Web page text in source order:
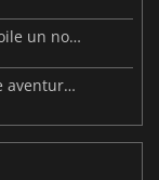
Beast of Reincarnation : Game Freak dévoile un nouveau pari
Big Walk est disponible : partez pour une aventure entre amis